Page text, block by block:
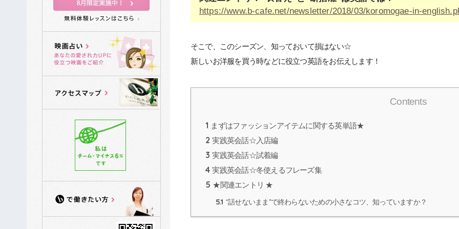
https://www.b-cafe.net/newsletter/2018/03/koromogae-in-
そこで、このシーズン、知っておいて損はない☆
新しいお洋服を買う時などに役立つ英語をお伝えします！
Contents
1 まずはファッションアイテムに関する英単語★
2 実践英会話☆入店編
3 実践英会話☆試着編
4 実践英会話☆冬使えるフレーズ集
5 ★関連エントリ ★
5.1 “話せないまま”で終わらないための小さなコツ、知っていますか？